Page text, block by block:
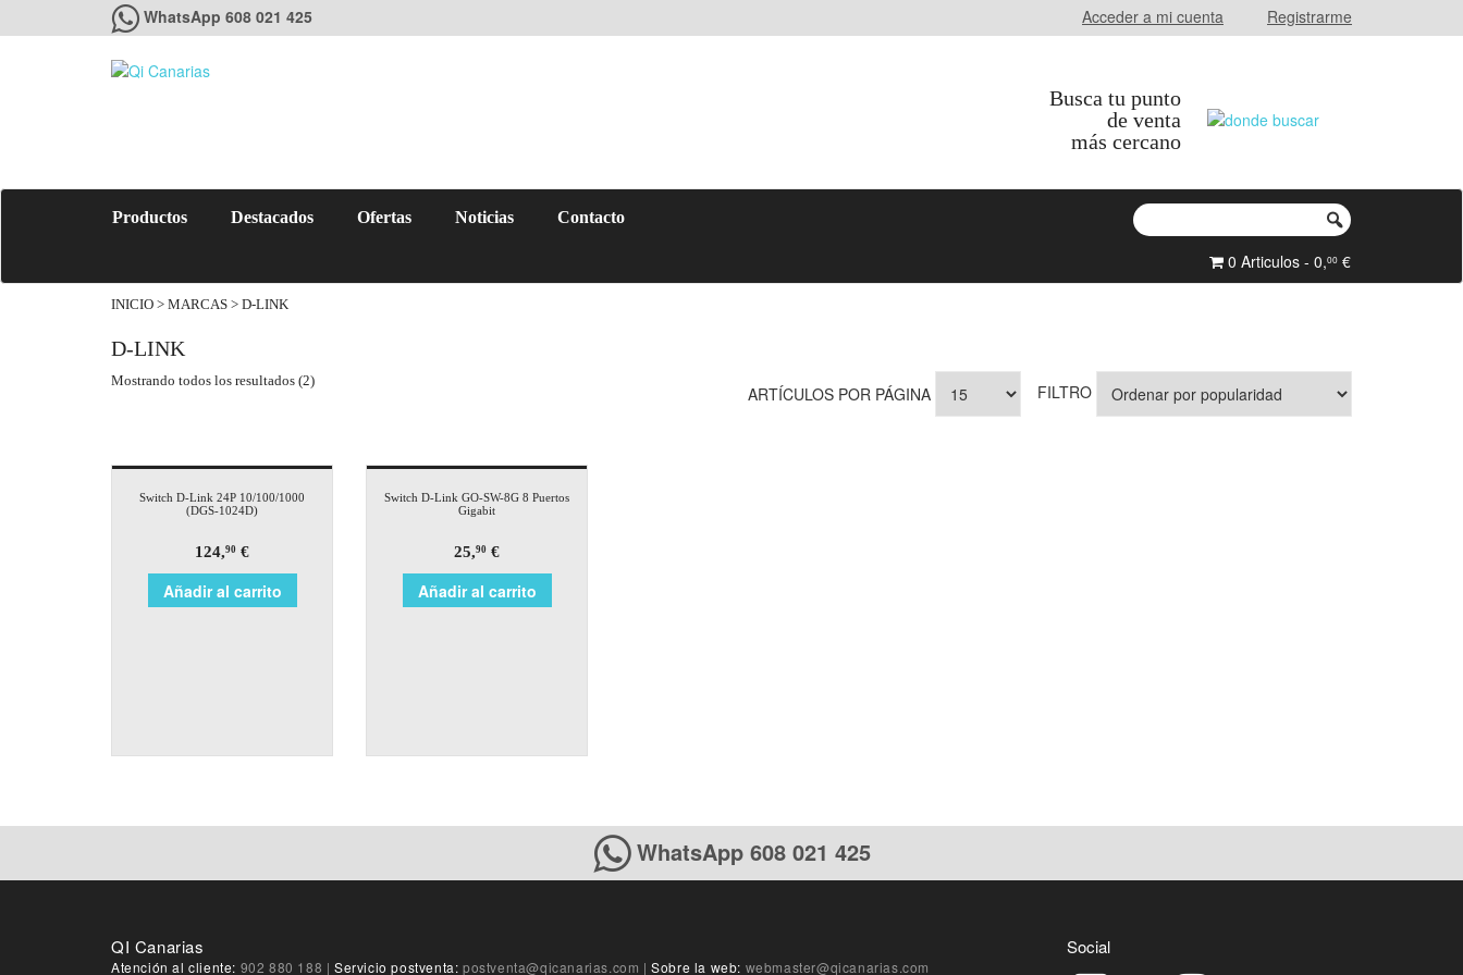
WhatsApp 608 021 425 Acceder a mi cuenta Registrarme
Busca tu punto
de venta
más cercano
Productos Destacados Ofertas Noticias Contacto
0 Articulos - 0,00 €
INICIO > MARCAS > D-LINK
D-LINK
Mostrando todos los resultados (2)
FILTRO
ARTÍCULOS POR PÁGINA
Switch D-Link 24P 10/100/1000
(DGS-1024D)
124,90 €
Añadir al carrito
Switch D-Link GO-SW-8G 8 Puertos
Gigabit
25,90 €
Añadir al carrito
WhatsApp 608 021 425
Social
QI Canarias
Atención al cliente: 902 880 188 | Servicio postventa:postventa@qicanarias.com | Sobre la web: webmaster@qicanarias.com